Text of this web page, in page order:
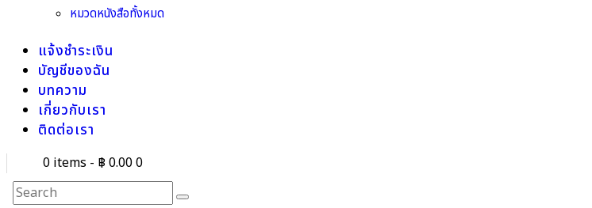
หมวดหนังสือทั้งหมด
แจ้งชำระเงิน
บัญชีของฉัน
บทความ
เกี่ยวกับเรา
ติดต่อเรา
0 items - ฿ 0.000